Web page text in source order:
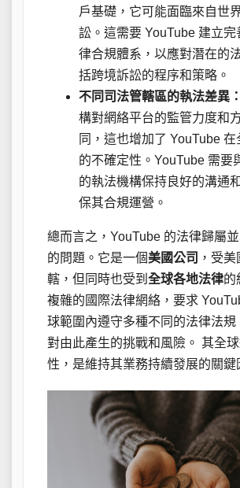
戶基礎，它可能面臨來自世
訟。這需要 YouTube 建立完
律合規體系，以應對潛在的
括跨境訴訟的程序和策略。
不同司法管轄區的執法差異：
構對網絡平台的監管力度和
同，這也增加了 YouTube
的不確定性。YouTube 需要
的執法機構保持良好的溝通
保其合規運營。
總而言之，YouTube 的法律歸屬
的問題。它是一個美國公司 ，受
轄，但同時也受到 全球各地法律的
複雜的國際法律網絡，要求
球範圍內遵守多種不同的法律法規
對由此產生的挑戰和風險。 其全
性，是維持其業務持續發展的關鍵